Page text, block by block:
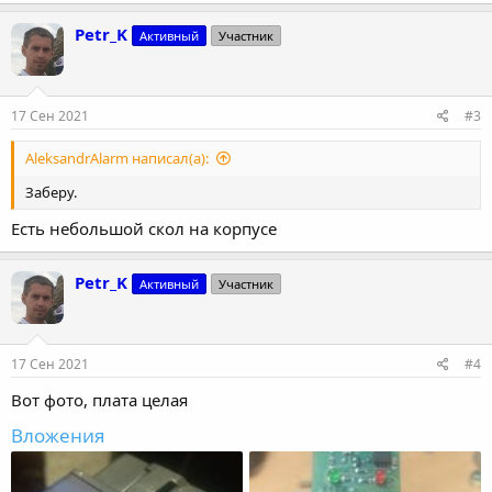
Petr_K Активный Участник
17 Сен 2021 #3
AleksandrAlarm написал(а):
Заберу.
Есть небольшой скол на корпусе
Petr_K Активный Участник
17 Сен 2021 #4
Вот фото, плата целая
Вложения